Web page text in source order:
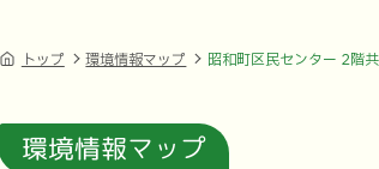
トップ 環境情報マップ 昭和町区民センター 2階
環境情報マップ